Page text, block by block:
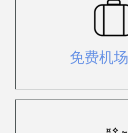
免费机
门接送服